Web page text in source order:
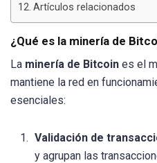
Artículos relacionados
¿Qué es la minería de
La minería de Bitcoin es el
mantiene la red en
esenciales:
Validación de
y agrupan las